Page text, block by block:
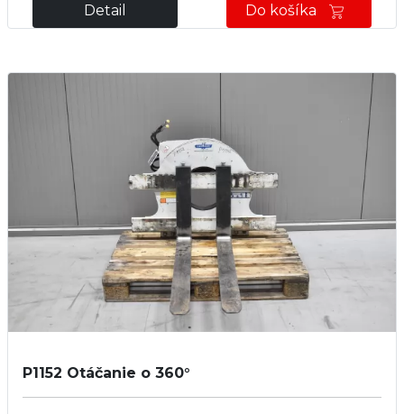
Detail Do košíka
P1152 Otáčanie o 360°